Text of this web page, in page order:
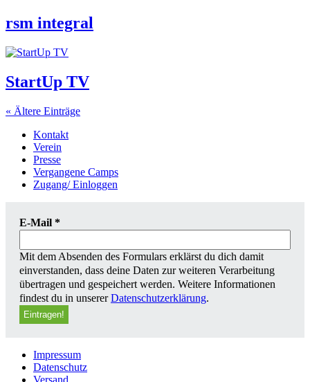
rsm integral
StartUp TV
« Ältere Einträge
Kontakt
Verein
Presse
Vergangene Camps
Zugang/ Einloggen
E-Mail *
Mit dem Absenden des Formulars erklärst du dich damit
einverstanden, dass deine Daten zur weiteren Verarbeitung
übertragen und gespeichert werden. Weitere Informationen
findest du in unsererDatenschutzerklärung.
Impressum
Datenschutz
Versand